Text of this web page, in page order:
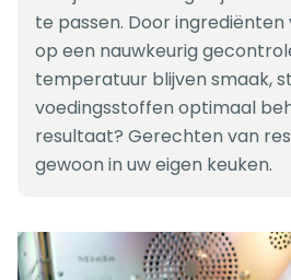
te passen. Door
op een nauwkeurig
temperatuur blijven smaak,
voedingsstoffen optimaal
resultaat? Gerechten van
gewoon in uw eigen keuken.